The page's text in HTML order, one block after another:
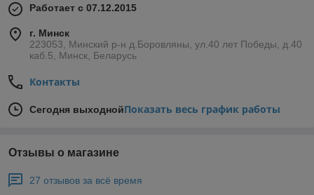
Работает с 07.12.2015
г. Минск
223053, Минский р-н д.Боровляны, ул.40 лет Победы, д.40
каб.5, Минск, Беларусь
Контакты
Сегодня выходнойПоказать весь график работы
Отзывы о магазине
27 отзывов за всё время